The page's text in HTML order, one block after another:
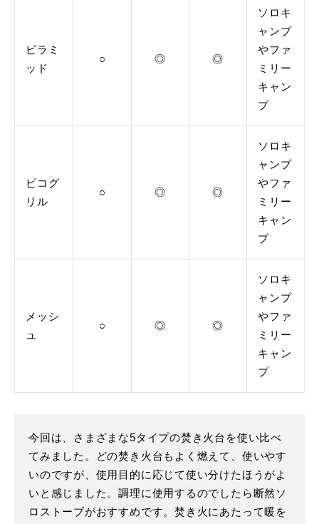
ピラミ
ッド
○ ◎ ◎
ソロキ
ャンプ
やファ
ミリー
キャン
プ
ピコグ
リル
○ ◎ ◎
ソロキ
ャンプ
やファ
ミリー
キャン
プ
メッシ
ュ
○ ◎ ◎
ソロキ
ャンプ
やファ
ミリー
キャン
プ
今回は、さまざまな5タイプの焚き火台を使い比べ
てみました。どの焚き火台もよく燃えて、使いやす
いのですが、使用目的に応じて使い分けたほうがよ
いと感じました。調理に使用するのでしたら断然ソ
ロストーブがおすすめです。焚き火にあたって暖を